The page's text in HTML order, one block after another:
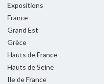
Expositions
France
Grand Est
Grèce
Hauts de France
Hauts de Seine
Ile de France